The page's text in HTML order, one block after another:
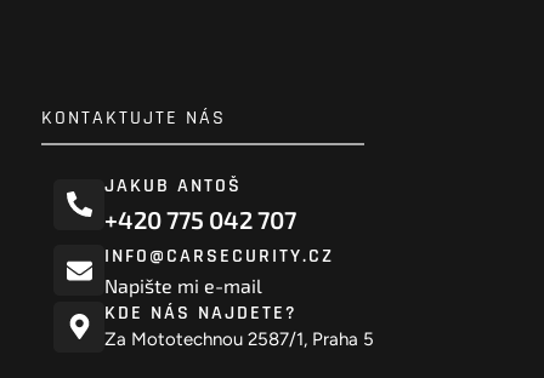
KONTAKTUJTE NÁS
JAKUB ANTOŠ
+420 775 042 707
INFO@CARSECURITY.CZ
Napište mi e-mail
KDE NÁS NAJDETE?
Za Mototechnou 2587/1, Praha 5